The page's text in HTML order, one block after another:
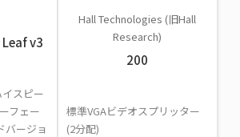
v3
スピー
フェー
バージョ
Hall Technologies (旧Hall
Research)
200
標準VGAビデオスプリッター
(2分配)